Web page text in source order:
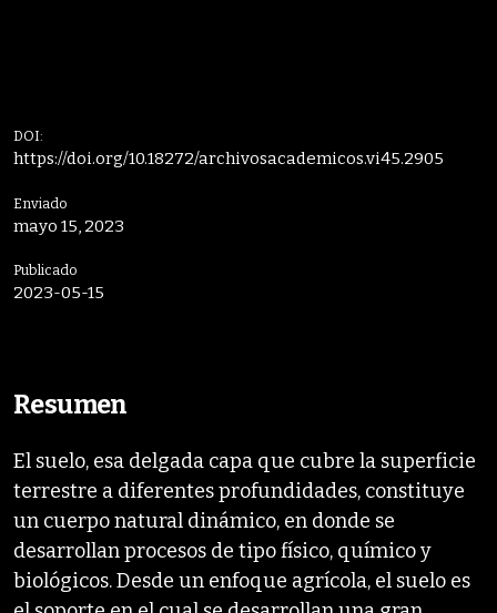
DOI:
https://doi.org/10.18272/archivosacademicos.vi45.2905
Enviado
mayo 15, 2023
Publicado
2023-05-15
Resumen
El suelo, esa delgada capa que cubre la superficie
terrestre a diferentes profundidades, constituye
un cuerpo natural dinámico, en donde se
desarrollan procesos de tipo físico, químico y
biológicos. Desde un enfoque agrícola, el suelo es